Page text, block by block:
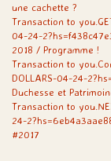
une cachette ?
Transaction to
04-24-
2018 / Programme !
Transaction to
DOLLARS-04-24-
Duchesse et
Transaction to
24-
#2017